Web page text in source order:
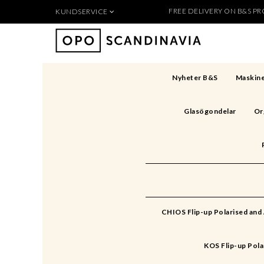
FREE DELIVERY ON B&S
KUNDSERVICE
För nya kunder
Så handlar du
Nyheter B&S
Glasögondelar
CHIOS Flip-up Polarised and
KOS Flip-up